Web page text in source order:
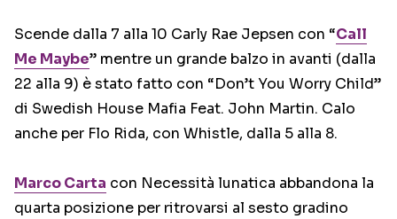
Scende dalla 7 alla 10 Carly Rae Jepsen con “Call
Me Maybe” mentre un grande balzo in avanti (dalla
22 alla 9) è stato fatto con “Don’t You Worry Child”
di Swedish House Mafia Feat. John Martin. Calo
anche per Flo Rida, con Whistle, dalla 5 alla 8.
Marco Carta con Necessità lunatica abbandona la
quarta posizione per ritrovarsi al sesto gradino